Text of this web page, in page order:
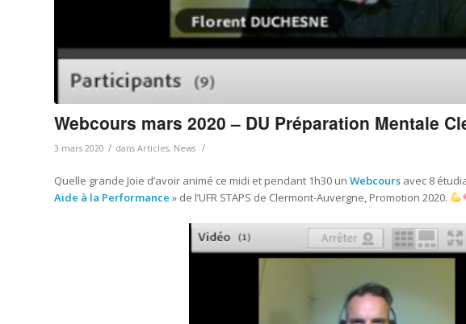
Webcours mars 2020 – DU Préparation Mentale
3 mars 2020 / dans Articles, News /
Quelle grande Joie d’avoir animé ce midi et pendant 1h30 un Webcours avec 8
Aide à la Performance » de l’UFR STAPS de Clermont-Auvergne, Promotion 2020.